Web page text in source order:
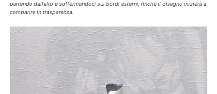
partendo dall’alto e soffermandoci sui bordi esterni, finché il disegno inizierà a
comparire in trasparenza.